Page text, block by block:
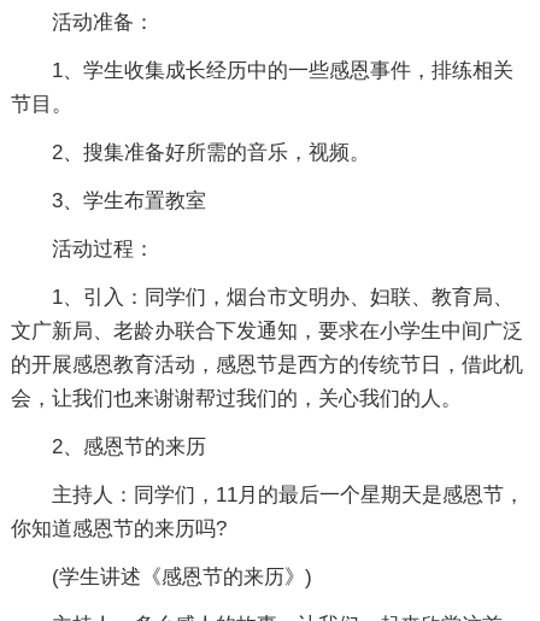
活动准备：
1、学生收集成长经历中的一些感恩事件，排练相关
节目。
2、搜集准备好所需的音乐，视频。
3、学生布置教室
活动过程：
1、引入：同学们，烟台市文明办、妇联、教育局、
文广新局、老龄办联合下发通知，要求在小学生中间广泛
的开展感恩教育活动，感恩节是西方的传统节日，借此机
会，让我们也来谢谢帮过我们的，关心我们的人。
2、感恩节的来历
主持人：同学们，11月的最后一个星期天是感恩节，
你知道感恩节的来历吗?
(学生讲述《感恩节的来历》)